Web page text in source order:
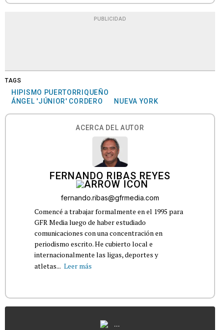
PUBLICIDAD
TAGS
HIPISMO PUERTORRIQUEÑO
ÁNGEL 'JÚNIOR' CORDERO
NUEVA YORK
ACERCA DEL AUTOR
FERNANDO RIBAS REYES
fernando.ribas@gfrmedia.com
Comencé a trabajar formalmente en el 1995 para
GFR Media luego de haber estudiado
comunicaciones con una concentración en
periodismo escrito. He cubierto local e
internacionalmente las ligas, deportes y
atletas... Leer más
...